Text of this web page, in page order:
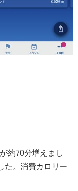
約70分増えまし
た。消費カロリー